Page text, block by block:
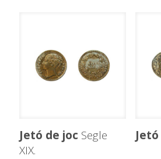
Jetó de joc Segle
XIX.
Jetó